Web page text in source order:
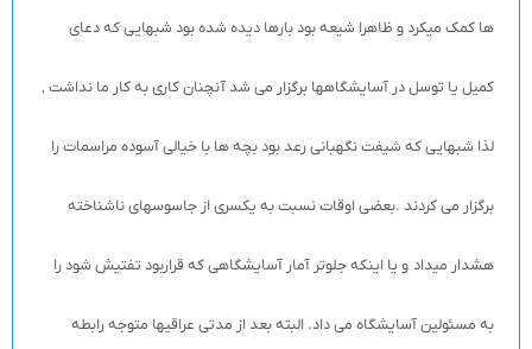
ها کمک میکرد و ظاهرا شیعه بود بارها دیده شده بود شبهایی که دعای
کمیل یا توسل در آسایشگاهها برگزار می شد آنچنان کاری به کار ما نداشت ‚
لذا شبهایی که شیفت نگهبانی رعد بود بچه ها با خیالی آسوده مراسمات را
برگزار می کردند .بعضی اوقات نسبت به یکسری از جاسوسهای ناشناخته
هشدار میداد و یا اینکه جلوتر آمار آسایشگاهی که قراربود تفتیش شود را
به مسئولین آسایشگاه می داد. البته بعد از مدتی عراقیها متوجه رابطه